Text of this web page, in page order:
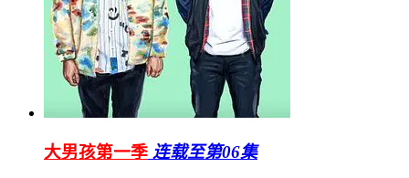
大男孩第一季 连载至第06集